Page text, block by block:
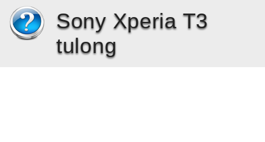
Sony Xperia T3
tulong